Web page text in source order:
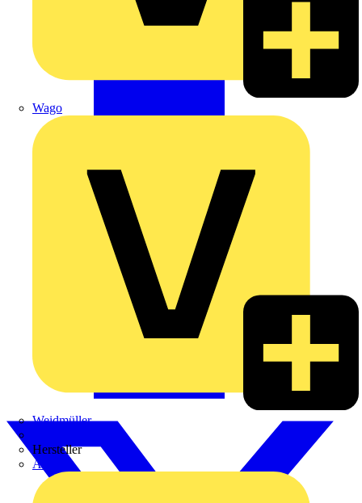
Wago
Weidmüller
Hersteller
ABB